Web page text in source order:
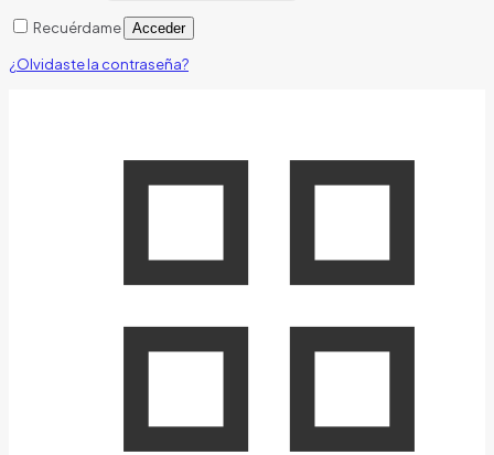
Recuérdame Acceder
¿Olvidaste la contraseña?